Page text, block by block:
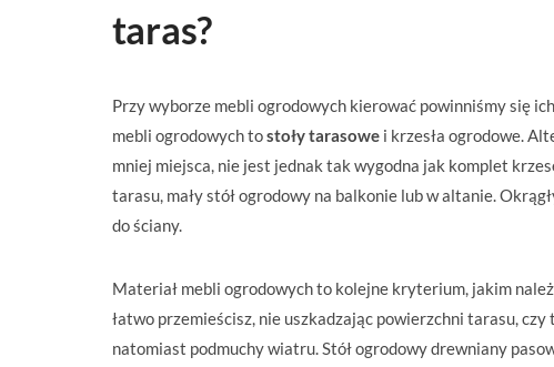
taras?
Przy wyborze mebli ogrodowych kierować powinniśmy się
mebli ogrodowych tostoły tarasowei krzesła ogrodowe.
mniej miejsca, nie jest jednak tak wygodna jak komplet
tarasu, mały stół ogrodowy na balkonie lub w altanie.
do ściany.
Materiał mebli ogrodowych to kolejne kryterium, jakim
łatwo przemieścisz, nie uszkadzając powierzchni tarasu,
natomiast podmuchy wiatru. Stół ogrodowy drewniany